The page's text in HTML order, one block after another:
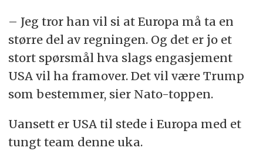
– Jeg tror han vil si at Europa må ta en
større del av regningen. Og det er jo et
stort spørsmål hva slags engasjement
USA vil ha framover. Det vil være Trump
som bestemmer, sier Nato-toppen.
Uansett er USA til stede i Europa med et
tungt team denne uka.